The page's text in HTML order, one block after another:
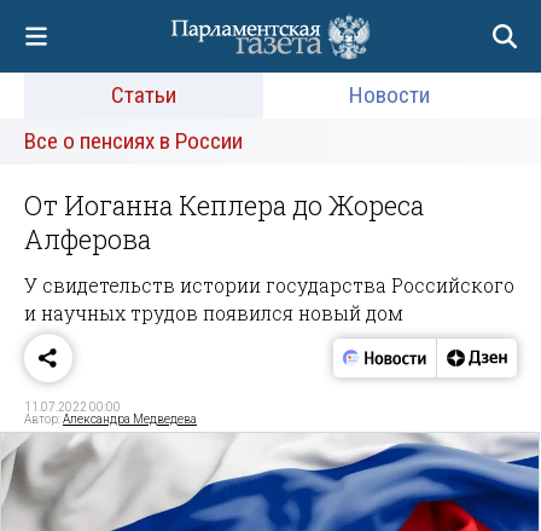
Статьи
Новости
Все о пенсиях в России
От Иоганна Кеплера до Жореса
Алферова
У свидетельств истории государства Российского
и научных трудов появился новый дом
11.07.2022 00:00
Автор:Александра Медведева